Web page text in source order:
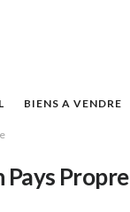
BIENS A VENDRE
Propre